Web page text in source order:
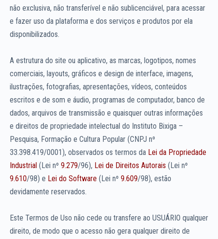
não exclusiva, não transferível e não sublicenciável, para acessar
e fazer uso da plataforma e dos serviços e produtos por ela
disponibilizados.
A estrutura do site ou aplicativo, as marcas, logotipos, nomes
comerciais, layouts, gráficos e design de interface, imagens,
ilustrações, fotografias, apresentações, vídeos, conteúdos
escritos e de som e áudio, programas de computador, banco de
dados, arquivos de transmissão e quaisquer outras informações
e direitos de propriedade intelectual do Instituto Bixiga –
Pesquisa, Formação e Cultura Popular (CNPJ nº
33.398.419/0001), observados os termos da Lei da Propriedade
Industrial (Lei nº 9.279/96), Lei de Direitos Autorais (Lei nº
9.610/98) e Lei do Software (Lei nº 9.609/98), estão
devidamente reservados.
Este Termos de Uso não cede ou transfere ao USUÁRIO qualquer
direito, de modo que o acesso não gera qualquer direito de